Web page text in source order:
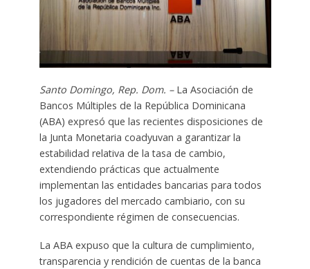
Santo Domingo, Rep. Dom. –La Asociación de
Bancos Múltiples de la República Dominicana
(ABA) expresó que las recientes disposiciones de
la Junta Monetaria coadyuvan a garantizar la
estabilidad relativa de la tasa de cambio,
extendiendo prácticas que actualmente
implementan las entidades bancarias para todos
los jugadores del mercado cambiario, con su
correspondiente régimen de consecuencias.
La ABA expuso que la cultura de cumplimiento,
transparencia y rendición de cuentas de la banca